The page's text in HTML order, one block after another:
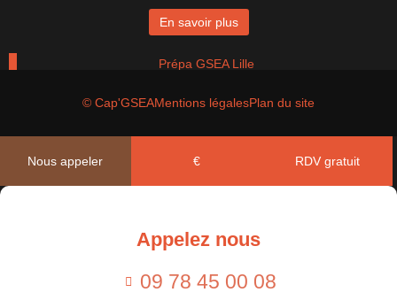
En savoir plus
Prépa GSEA Lille
Prépa GSEA Paris
© Cap'GSEAMentions légalesPlan du site
Nous appeler € RDV gratuit
Appelez nous
09 78 45 00 08